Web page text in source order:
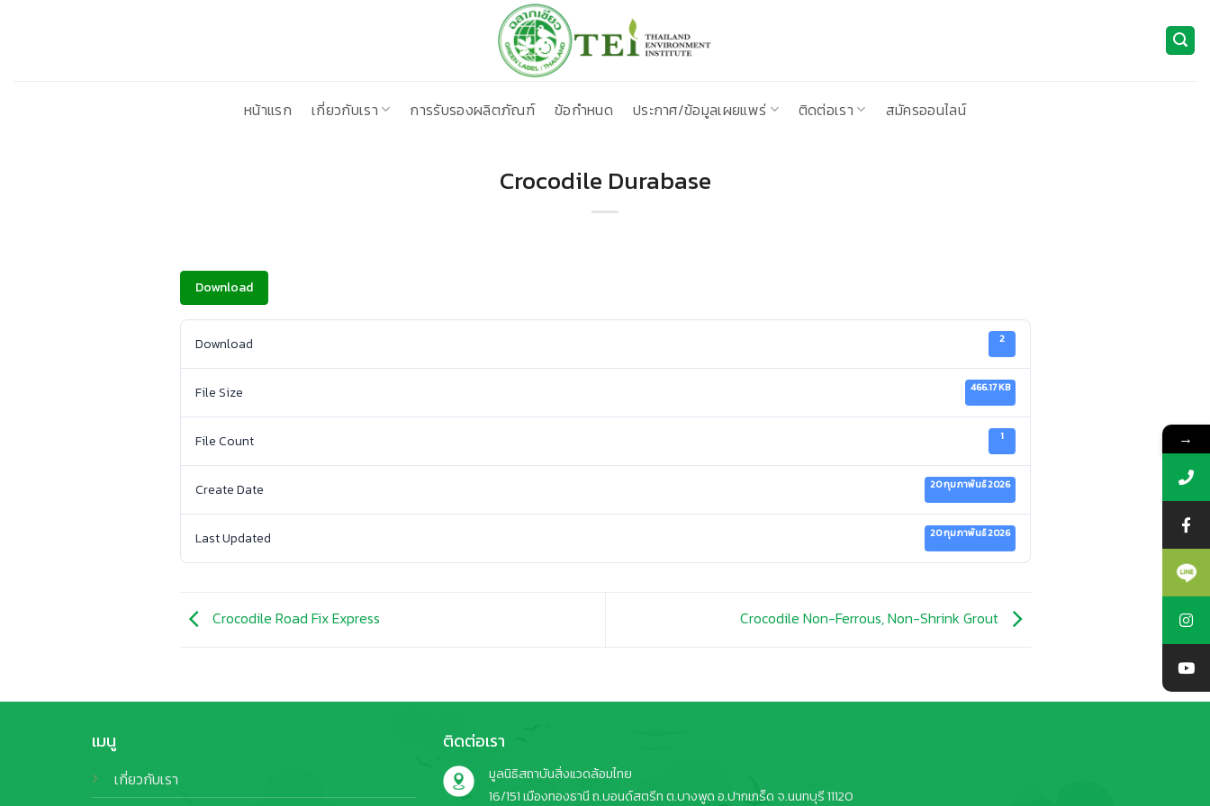
หน้าแรก
เกี่ยวกับเรา การรับรองผลิตภัณฑ์ ข้อกำหนด ประกาศ/ข้อมูลเผยแพร่ ติดต่อเรา สมัครออนไลน์
Crocodile Durabase
Download
Download 2
File Size 466.17 KB
File Count 1
Create Date 20 กุมภาพันธ์ 2026
Last Updated 20 กุมภาพันธ์ 2026
Crocodile Road Fix Express Crocodile Non-Ferrous, Non-Shrink Grout
เมนู
เกี่ยวกับเรา
ติดต่อเรา
มูลนิธิสถาบันสิ่งแวดล้อมไทย
16/151 เมืองทองธานี ถ.บอนด์สตรีท ต.บางพูด อ.ปากเกร็ด จ.นนทบุรี 11120
→